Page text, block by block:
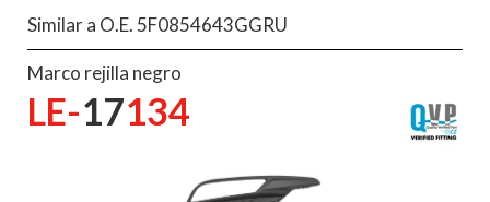
Similar a O.E. 5F0854643GGRU
Marco rejilla negro
LE-17134